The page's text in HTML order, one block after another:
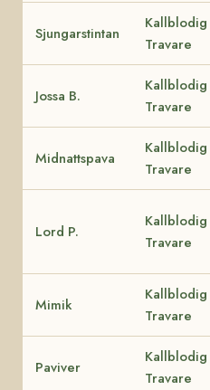
Sjungarstintan
Kallblodig
Travare
Jossa B.
Kallblodig
Travare
Midnattspava
Kallblodig
Travare
Lord P.
Kallblodig
Travare
Mimik
Kallblodig
Travare
Paviver
Kallblodig
Travare